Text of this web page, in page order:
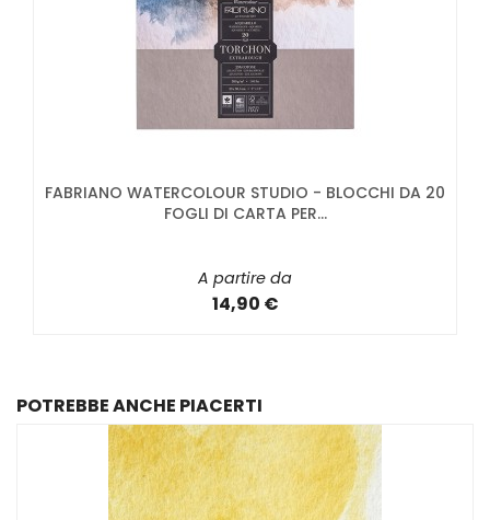
FABRIANO WATERCOLOUR STUDIO - BLOCCHI DA 20
FOGLI DI CARTA PER...
A partire da
14,90 €
POTREBBE ANCHE PIACERTI